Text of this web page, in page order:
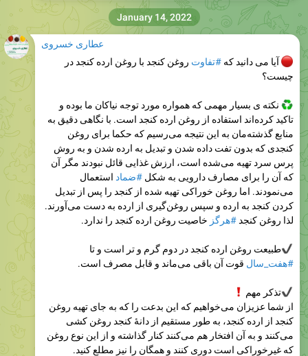
عطاری خسروی
آیا می دانید که#تفاوت روغن کنجد با روغن ارده کنجد در
چیست؟
نکته ی بسیار مهمی که همواره مورد توجه نیاکان ما بوده و
تاکید کرده‌اند استفاده از روغن ارده کنجد است. با نگاهی دقیق به
منابع گذشته‌مان به این نتیجه می‌رسیم که حکما برای روغن
کنجدی که بدون تفت داده شدن و تبدیل به ارده شدن و به روش
پرس سرد تهیه می‌شده است، ارزش غذایی قائل نبودند مگر آن
که آن را برای مصارف دارویی به شکل #ضماد استعمال
می‌نمودند. اما روغن خوراکی تهیه شده از کنجد را پس از تبدیل
کردن کنجد به ارده و سپس روغن‌گیری از ارده به دست می‌آورند.
لذا روغن کنجد #هرگز خاصیت روغن ارده کنجد را ندارد.
طبیعت روغن ارده کنجد در دوم گرم و تر است و تا
#هفت_سال قوت آن باقی می‌ماند و قابل مصرف است.
تذکر مهم
از شما عزیزان می‌خواهیم که این بدعت را که به جای تهیه روغن
کنجد از ارده کنجد، به طور مستقیم از دانۀ کنجد روغن کشی
می‌کنند و به آن افتخار هم می‌کنند کنار گذاشته و از این نوع روغن
که غیرخوراکی است دوری کنند و همگان را نیز مطلع کنید.
January 14, 2022